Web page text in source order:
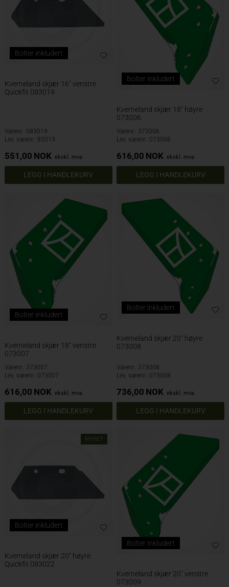
Bolter inkludert
Kverneland skjær 16" venstre
Quickfit 083019
Varenr.: 083019
Lev. varenr.: 83019
551,00 NOK ekskl. mva
Bolter inkludert
Kverneland skjær 18" høyre
073006
Varenr.: 373006
Lev. varenr.: 073006
616,00 NOK ekskl. mva
Bolter inkludert
Kverneland skjær 18" venstre
073007
Varenr.: 373007
Lev. varenr.: 073007
616,00 NOK ekskl. mva
Bolter inkludert
Kverneland skjær 20" høyre
073008
Varenr.: 373008
Lev. varenr.: 073008
736,00 NOK ekskl. mva
NYHET
Bolter inkludert
Kverneland skjær 20" høyre
Quickfit 083022
Bolter inkludert
Kverneland skjær 20" venstre
073009